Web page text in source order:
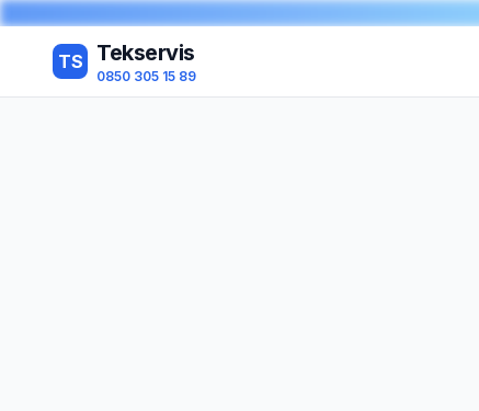
TS Tekservis
0850 305 15 89